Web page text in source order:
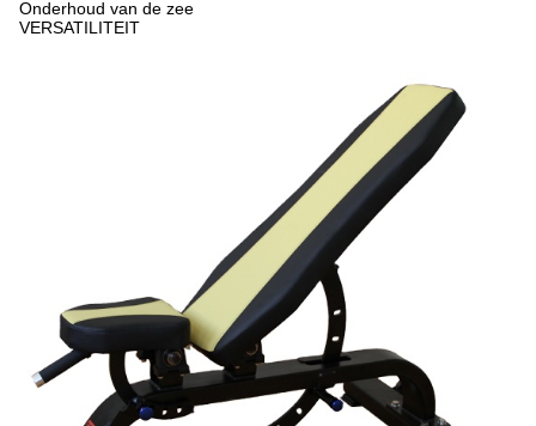
Onderhoud van de zee
VERSATILITEIT